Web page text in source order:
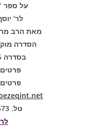
על ספר
לר’
מאת הרב
הסדרה
בסדרה 55 שיעורים
פרטים
פרטים
טל. 02-5816573